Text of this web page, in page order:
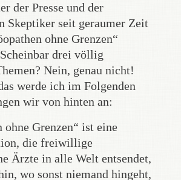
der Presse und der
Skeptiker seit geraumer Zeit
ohne Grenzen“
drei völlig
Nein, genau nicht!
werde ich im Folgenden
wir von hinten an:
ohne Grenzen“ ist eine
die freiwillige
Ärzte in alle Welt entsendet,
wo sonst niemand hingeht,